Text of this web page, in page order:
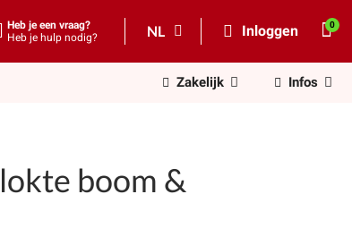
Heb je een vraag?
Heb je hulp nodig?
NL Inloggen
Zakelijk Infos
boom &